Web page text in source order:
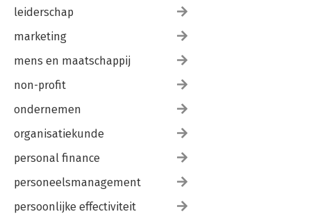
leiderschap
marketing
mens en maatschappij
non-profit
ondernemen
organisatiekunde
personal finance
personeelsmanagement
persoonlijke effectiviteit